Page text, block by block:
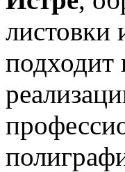
листовки
подходит